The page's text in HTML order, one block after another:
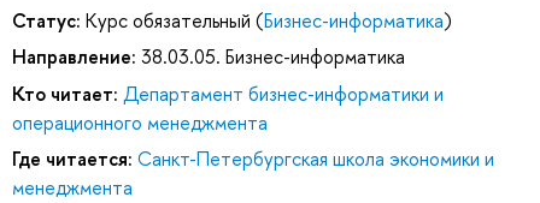
Статус: Курс обязательный (Бизнес-информатика)
Направление: 38.03.05. Бизнес-информатика
Кто читает: Департамент бизнес-информатики и
операционного менеджмента
Где читается: Санкт-Петербургская школа экономики и
менеджмента